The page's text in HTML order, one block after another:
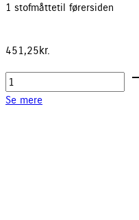
1 stofmåtte til førersiden
451,25kr.
Måtte,
stof,
førersiden
Se mere